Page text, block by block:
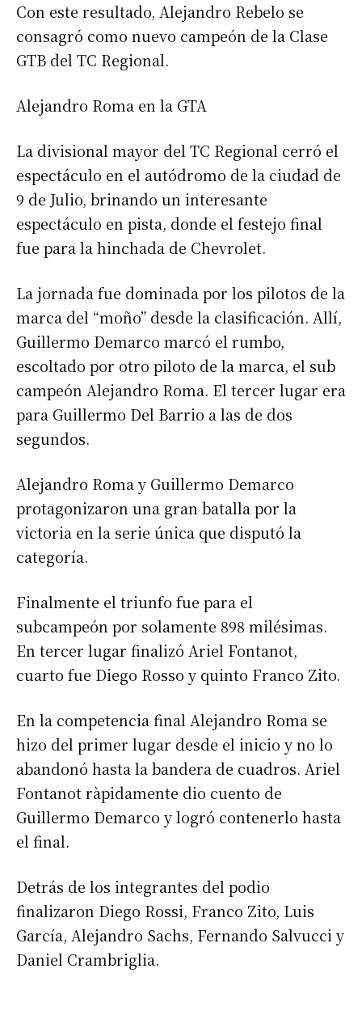
Dirección de correo electrónico*
Apellidos
Número de teléfono
Con este resultado, Alejandro Rebelo se
consagró como nuevo campeón de la Clase
GTB del TC Regional.
Alejandro Roma en la GTA
La divisional mayor del TC Regional cerró el
espectáculo en el autódromo de la ciudad de
9 de Julio, brinando un interesante
espectáculo en pista, donde el festejo final
fue para la hinchada de Chevrolet.
La jornada fue dominada por los pilotos de la
marca del “moño” desde la clasificación. Allí,
Guillermo Demarco marcó el rumbo,
escoltado por otro piloto de la marca, el sub
campeón Alejandro Roma. El tercer lugar era
para Guillermo Del Barrio a las de dos
segundos.
Alejandro Roma y Guillermo Demarco
protagonizaron una gran batalla por la
victoria en la serie única que disputó la
categoría.
Finalmente el triunfo fue para el
subcampeón por solamente 898 milésimas.
En tercer lugar finalizó Ariel Fontanot,
cuarto fue Diego Rosso y quinto Franco Zito.
En la competencia final Alejandro Roma se
hizo del primer lugar desde el inicio y no lo
abandonó hasta la bandera de cuadros. Ariel
Fontanot ràpidamente dio cuento de
Guillermo Demarco y logró contenerlo hasta
el final.
Detrás de los integrantes del podio
finalizaron Diego Rossi, Franco Zito, Luis
García, Alejandro Sachs, Fernando Salvucci y
Daniel Crambriglia.